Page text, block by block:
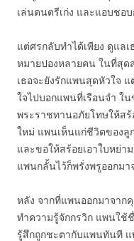
เล่นดนตรีเก่ง และแอบชอบ
แต่ศรกลับทำได้เพียง ดูแล
หมายปองหลายคน ในที่สุด
เธอจะยังรักแพนสุดหัวใจ
ใจไปบอกแพนที่เรือนจำ ใ
พระราชทานอภัยโทษให้สร้
ใหม่ แพนเห็นแก่ชีวิตของลู
และขอให้สร้อยเอาใบหย่
แพนกลั้นไว้ก็พรั่งพรูออกม
หลัง จากที่แพนออกมาจาก
ทำความรู้จักกรวิก แพนใช้
รู้สึกถูกชะตากับแพนทันที